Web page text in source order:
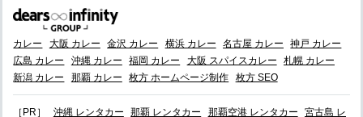
カレー 大阪 カレー 金沢 カレー 横浜 カレー 名古屋 カレー
神戸 カレー
広島 カレー
沖縄 カレー 福岡 カレー 大阪 スパイスカレー
札幌 カレー
新潟 カレー
那覇 カレー 枚方 ホームページ制作 枚方 SEO
［PR］ 沖縄 レンタカー 那覇 レンタカー 那覇空港 レンタカー 宮古島 レ